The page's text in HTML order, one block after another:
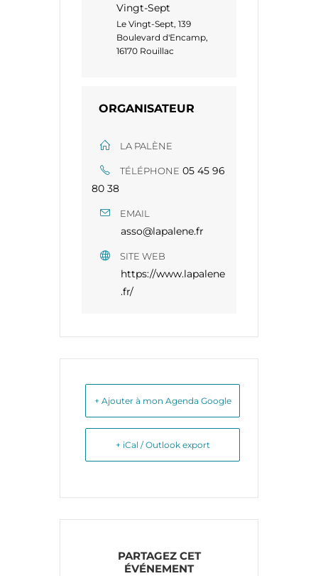
Vingt-Sept
Le Vingt-Sept, 139
Boulevard d'Encamp,
16170 Rouillac
ORGANISATEUR
LA PALÈNE
TÉLÉPHONE 05 45 96
80 38​​
EMAIL
asso@lapalene.fr
SITE WEB
https://www.lapalene
.fr/
+ Ajouter à mon Agenda Google
+ iCal / Outlook export
PARTAGEZ CET
ÉVÉNEMENT